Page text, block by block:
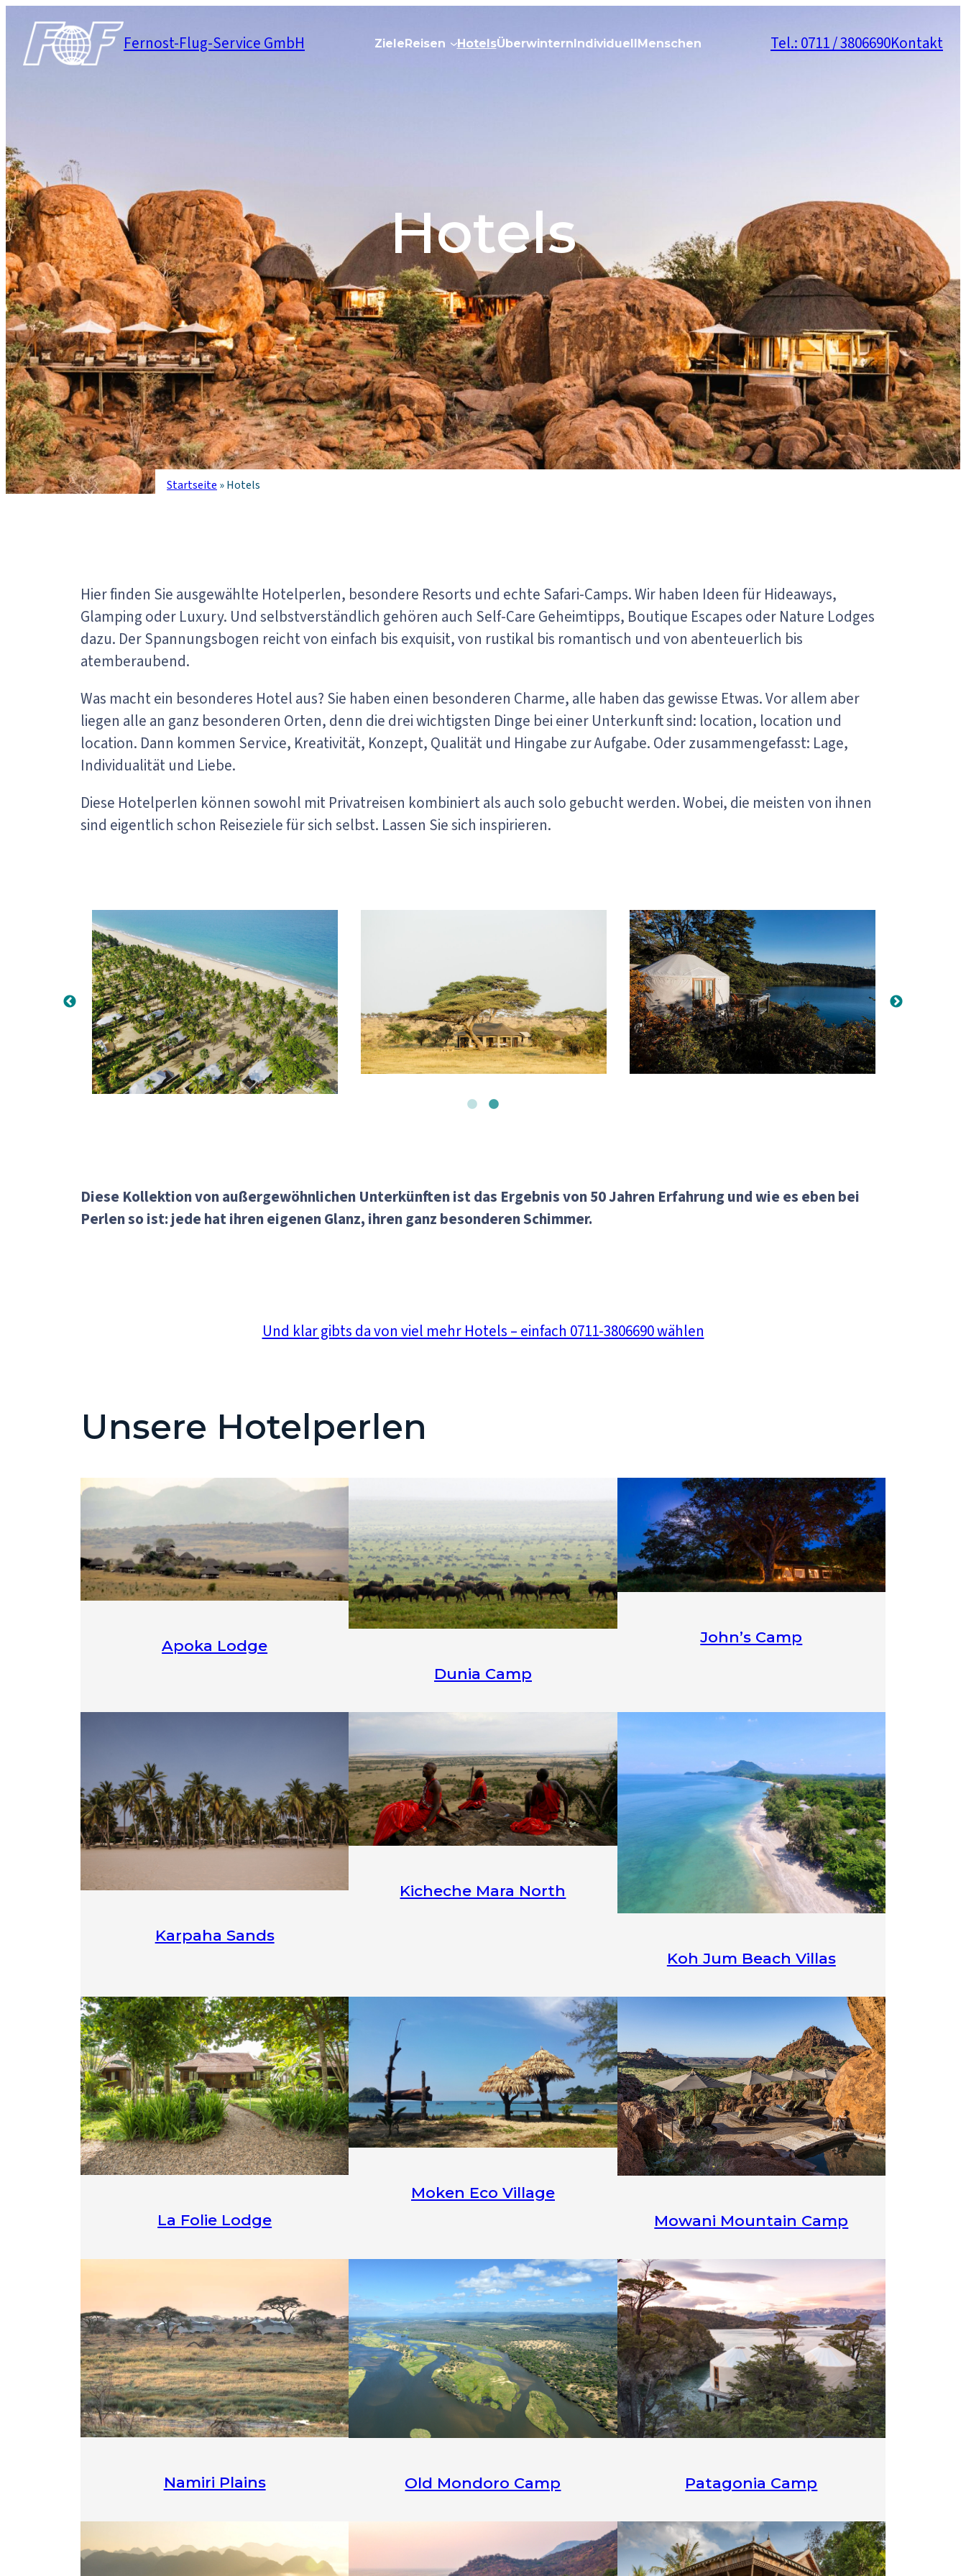
Inhalt
springen
Fernost-Flug-Service GmbH ZieleReisen HotelsÜberwinternIndividuellMenschen Tel.: 0711 / 3806690Kontakt
Hotels
Startseite »Hotels
Hier finden Sie ausgewählte Hotelperlen, besondere Resorts und echte Safari-Camps. Wir haben Ideen für Hideaways,
Glamping oder Luxury. Und selbstverständlich gehören auch Self-Care Geheimtipps, Boutique Escapes oder Nature Lodges
dazu. Der Spannungsbogen reicht von einfach bis exquisit, von rustikal bis romantisch und von abenteuerlich bis
atemberaubend.
Was macht ein besonderes Hotel aus? Sie haben einen besonderen Charme, alle haben das gewisse Etwas. Vor allem aber
liegen alle an ganz besonderen Orten, denn die drei wichtigsten Dinge bei einer Unterkunft sind: location, location und
location. Dann kommen Service, Kreativität, Konzept, Qualität und Hingabe zur Aufgabe. Oder zusammengefasst: Lage,
Individualität und Liebe.
Diese Hotelperlen können sowohl mit Privatreisen kombiniert als auch solo gebucht werden. Wobei, die meisten von ihnen
sind eigentlich schon Reiseziele für sich selbst. Lassen Sie sich inspirieren.
Diese Kollektion von außergewöhnlichen Unterkünften ist das Ergebnis von 50 Jahren Erfahrung und wie es eben bei
Perlen so ist: jede hat ihren eigenen Glanz, ihren ganz besonderen Schimmer.
Und klar gibts da von viel mehr Hotels – einfach 0711-3806690 wählen
Unsere Hotelperlen
Apoka Lodge
Dunia Camp
John’s Camp
Karpaha Sands
Kicheche Mara North
Koh Jum Beach Villas
La Folie Lodge
Moken Eco Village
Mowani Mountain Camp
Namiri Plains Old Mondoro Camp Patagonia Camp